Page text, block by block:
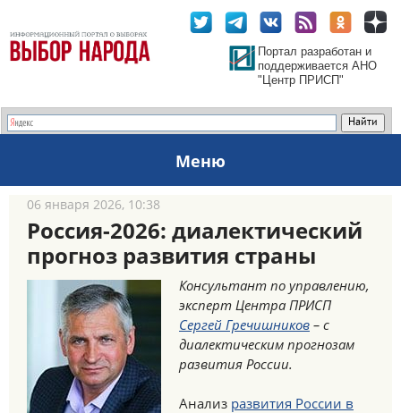
Портал разработан и
поддерживается АНО
"Центр ПРИСП"
Меню
06 января 2026, 10:38
Россия-2026: диалектический
прогноз развития страны
Консультант по управлению,
эксперт Центра ПРИСП
Сергей Гречишников – с
диалектическим прогнозам
развития России.
Анализ развития России в